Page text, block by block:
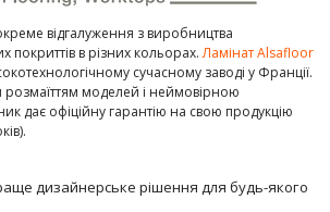
відгалуження з виробництва
покриттів в різних кольорах.Ламінат Alsafloor
сучасному заводі у Франції.
моделей і неймовірною
дає офіційну гарантію на свою продукцію
дизайнерське рішення для будь-якого